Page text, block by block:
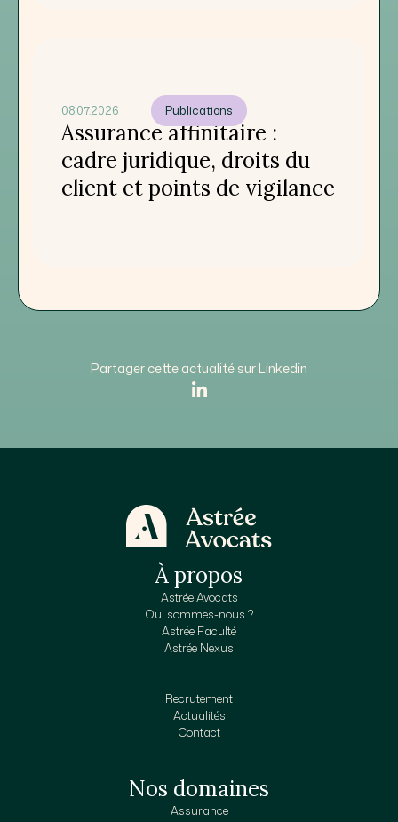
08.07.2026
Assurance affinitaire :
cadre juridique, droits du
client et points de vigilance
Publications
Partager cette actualité sur Linkedin
À propos
Astrée Avocats
Qui sommes-nous ?
Astrée Faculté
Astrée Nexus
Recrutement
Actualités
Contact
Nos domaines
Assurance